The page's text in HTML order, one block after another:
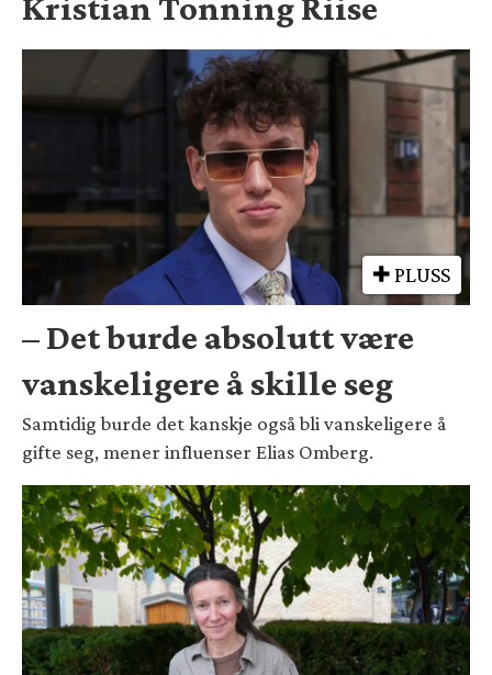
PLUSS
– Det burde absolutt være
vanskeligere å skille seg
Samtidig burde det kanskje også bli vanskeligere å
gifte seg, mener influenser Elias Omberg.